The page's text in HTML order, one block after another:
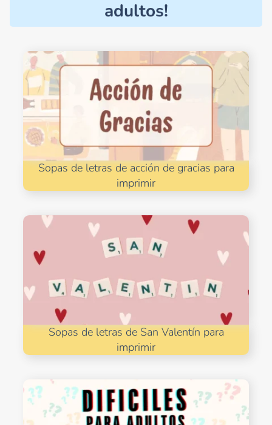
adultos!
Sopas de letras de acción de gracias para
imprimir
Sopas de letras de San Valentín para
imprimir